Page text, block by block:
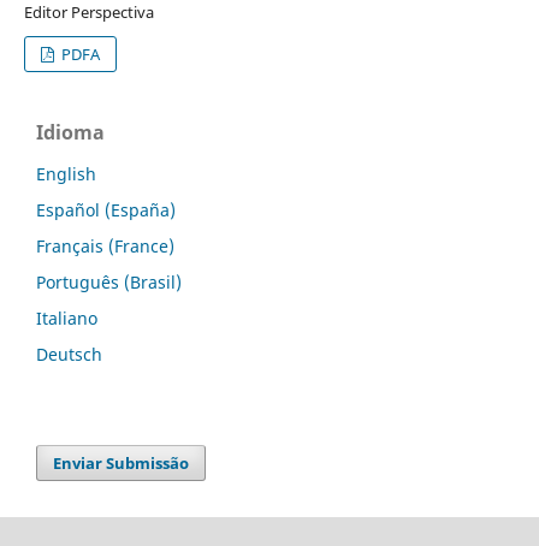
Editor Perspectiva
PDFA
Idioma
English
Español (España)
Français (France)
Português (Brasil)
Italiano
Deutsch
Enviar Submissão